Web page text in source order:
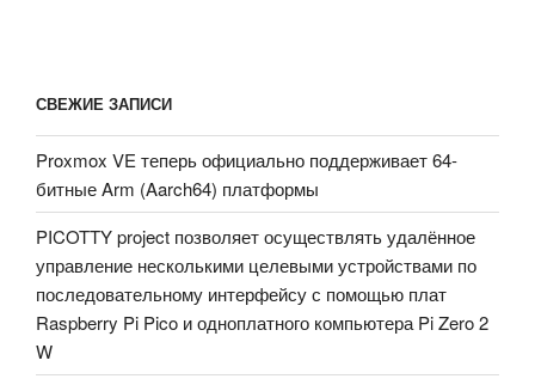
СВЕЖИЕ ЗАПИСИ
Proxmox VE теперь официально поддерживает 64-
битные Arm (Aarch64) платформы
PICOTTY project позволяет осуществлять удалённое
управление несколькими целевыми устройствами по
последовательному интерфейсу с помощью плат
Raspberry Pi Pico и одноплатного компьютера Pi Zero 2
W